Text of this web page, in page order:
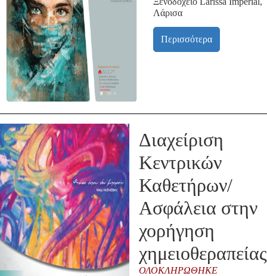
Λάρισα
Περισσότερα
Διαχείριση
Κεντρικών
Καθετήρων/
Ασφάλεια στην
χορήγηση
χημειοθεραπείας
ΟΛΟΚΛΗΡΏΘΗΚΕ